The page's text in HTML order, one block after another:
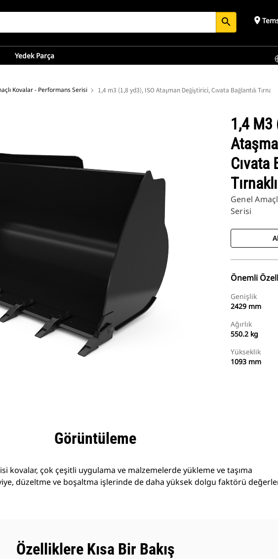
search place
Yedek Parça
Kovalar - Performans Serisi 1,4 m3 (1,8 yd3), ISO Ataşman Değiştirici, Cıvata Bağlantılı Tırnaklı
1,4 M3
Cıvata
Tırnaklı
Genel
Serisi
Önemli
Genişlik
2429 mm
Ağırlık
550.2 kg
Yükseklik
1093 mm
Görüntüleme
kovalar, çok çeşitli uygulama ve malzemelerde yükleme ve taşıma
düzeltme ve boşaltma işlerinde de daha yüksek dolgu faktörü
Özelliklere Kısa Bir Bakış